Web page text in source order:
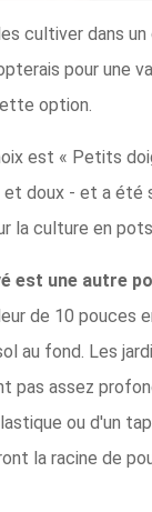
cultiver dans
pour une
option.
est « Petits
et doux - et a été
la culture en
est une autre
de 10 pouces
au fond. Les
pas assez
ou d'un
la racine de